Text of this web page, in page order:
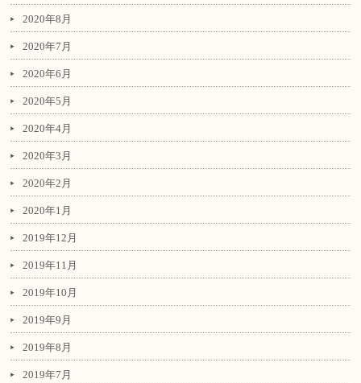
2020年8月
2020年7月
2020年6月
2020年5月
2020年4月
2020年3月
2020年2月
2020年1月
2019年12月
2019年11月
2019年10月
2019年9月
2019年8月
2019年7月